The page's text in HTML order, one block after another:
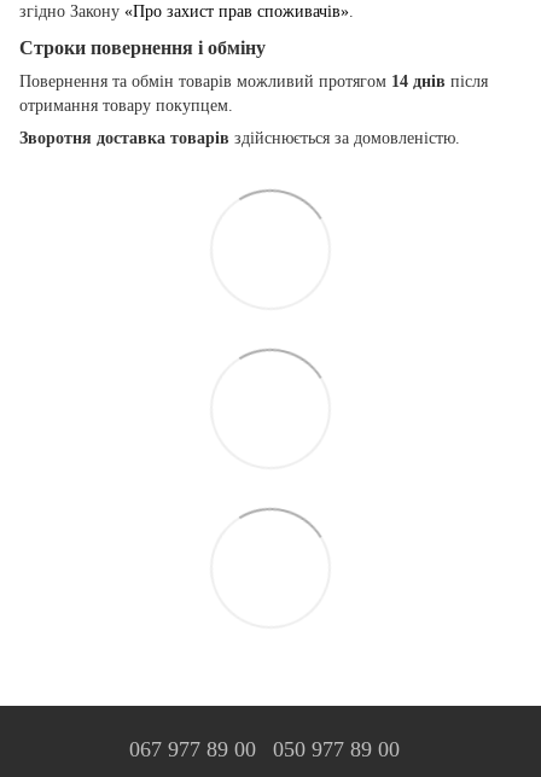
згідно Закону «Про захист прав споживачів»
Строки повернення і обміну
Повернення та обмін товарів можливий протягом 14 днів після
отримання товару покупцем.
Зворотня доставка товарів здійснюється за домовленістю.
067 977 89 00 050 977 89 00